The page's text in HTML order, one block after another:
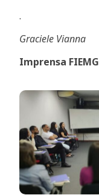
.
Graciele Vianna
Imprensa FIEMG